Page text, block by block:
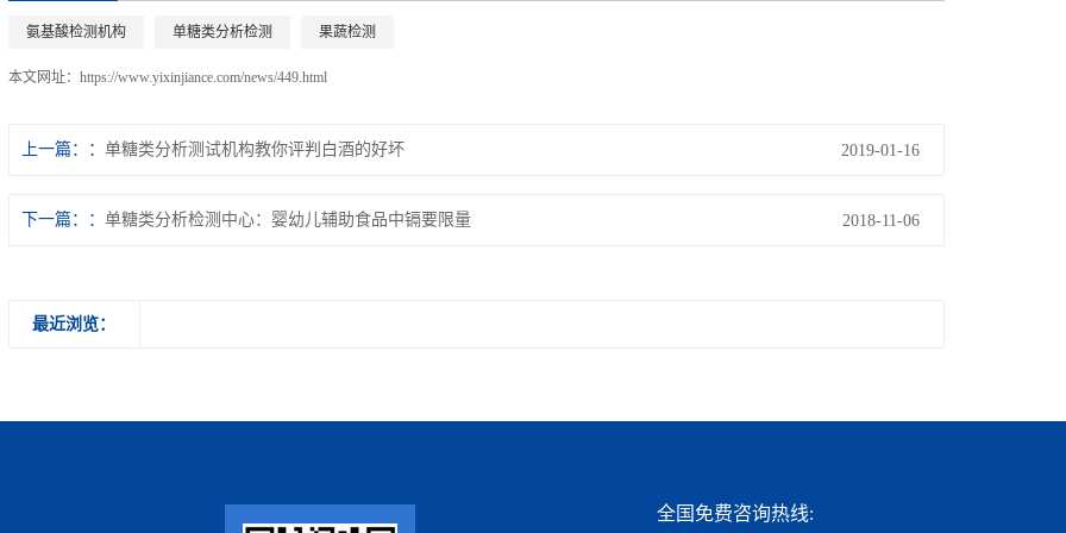
氨基酸检测机构 单糖类分析检测 果蔬检测
本文网址： https://www.yixinjiance.com/news/449.html
上一篇： 单糖类分析测试机构教你评判白酒的好坏 2019-01-16
下一篇： 单糖类分析检测中心：婴幼儿辅助食品中镉要限量 2018-11-06
最近浏览：
全国免费咨询热线: